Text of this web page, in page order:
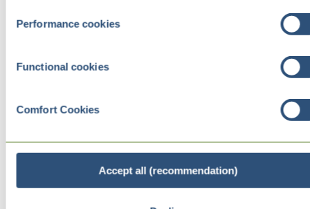
Performance cookies
Functional cookies
Comfort Cookies
Accept all (recommendation)